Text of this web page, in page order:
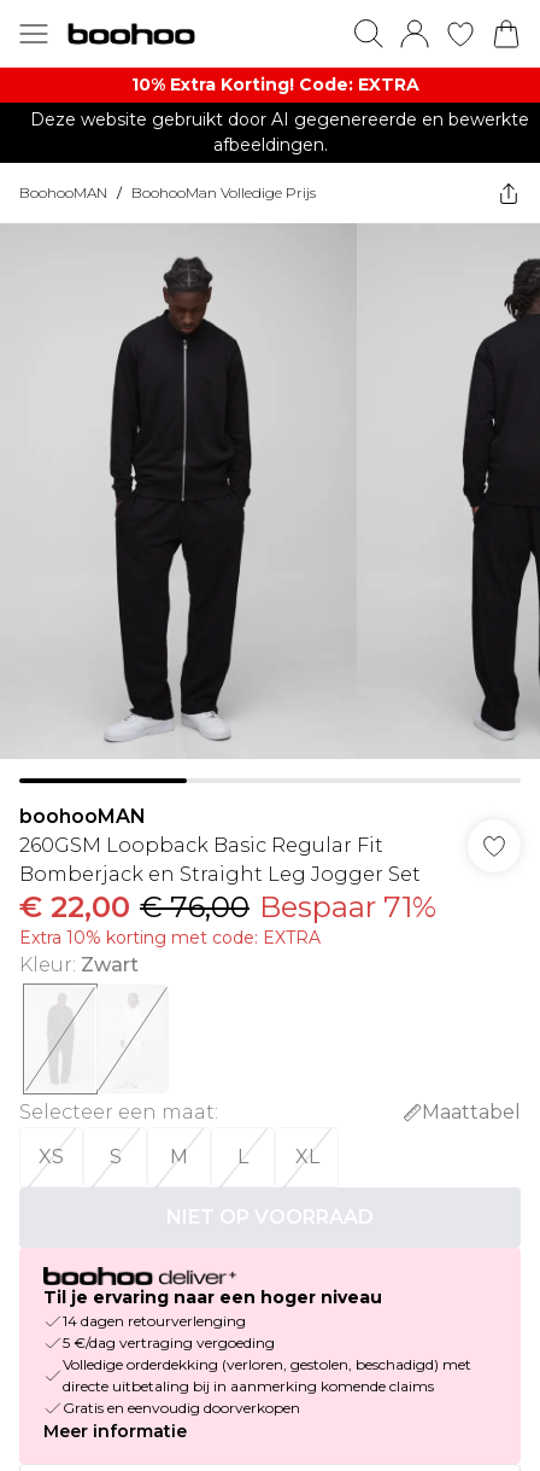
10% Extra Korting! Code: EXTRA​
Deze website gebruikt door AI gegenereerde en bewerkte
afbeeldingen.
BoohooMAN / BoohooMan Volledige Prijs
boohooMAN
260GSM Loopback Basic Regular Fit
Bomberjack en Straight Leg Jogger Set
€ 22,00 € 76,00 Bespaar 71%
Extra 10% korting met code: EXTRA
Kleur: Zwart
Selecteer een maat:
Maattabel
XS
S M L XL
NIET OP VOORRAAD
Til je ervaring naar een hoger niveau
14 dagen retourverlenging
5 €/dag vertraging vergoeding
Volledige orderdekking (verloren, gestolen, beschadigd) met
directe uitbetaling bij in aanmerking komende claims
Gratis en eenvoudig doorverkopen
Meer informatie